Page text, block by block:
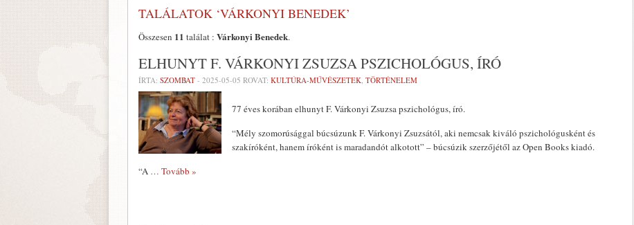
TALÁLATOK ‘VÁRKONYI BENEDEK’
Összesen 11 találat : Várkonyi Benedek.
ELHUNYT F. VÁRKONYI ZSUZSA PSZICHOLÓGUS, ÍRÓ
ÍRTA: SZOMBAT - 2025-05-05 ROVAT: KULTÚRA-MŰVÉSZETEK, TÖRTÉNELEM
77 éves korában elhunyt F. Várkonyi Zsuzsa pszichológus, író.
“Mély szomorúsággal búcsúzunk F. Várkonyi Zsuzsától, aki nemcsak kiváló pszichológusként és
szakíróként, hanem íróként is maradandót alkotott” – búcsúzik szerzőjétől az Open Books kiadó.
“A … Tovább »